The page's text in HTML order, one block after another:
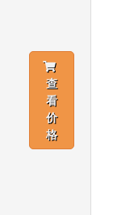
查
看
价
格